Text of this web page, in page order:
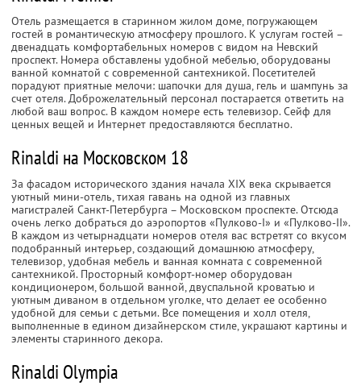
Отель размещается в старинном жилом доме, погружающем
гостей в романтическую атмосферу прошлого. К услугам гостей –
двенадцать комфортабельных номеров с видом на Невский
проспект. Номера обставлены удобной мебелью, оборудованы
ванной комнатой с современной сантехникой. Посетителей
порадуют приятные мелочи: шапочки для душа, гель и шампунь за
счет отеля. Доброжелательный персонал постарается ответить на
любой ваш вопрос. В каждом номере есть телевизор. Сейф для
ценных вещей и Интернет предоставляются бесплатно.
Rinaldi на Московском 18
За фасадом исторического здания начала XIX века скрывается
уютный мини-отель, тихая гавань на одной из главных
магистралей Санкт-Петербурга – Московском проспекте. Отсюда
очень легко добраться до аэропортов «Пулково-I» и «Пулково-II».
В каждом из четырнадцати номеров отеля вас встретят со вкусом
подобранный интерьер, создающий домашнюю атмосферу,
телевизор, удобная мебель и ванная комната с современной
сантехникой. Просторный комфорт-номер оборудован
кондиционером, большой ванной, двуспальной кроватью и
уютным диваном в отдельном уголке, что делает ее особенно
удобной для семьи с детьми. Все помещения и холл отеля,
выполненные в едином дизайнерском стиле, украшают картины и
элементы старинного декора.
Rinaldi Olympia